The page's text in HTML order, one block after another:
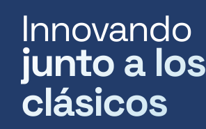
Innovando
junto a los
clásicos